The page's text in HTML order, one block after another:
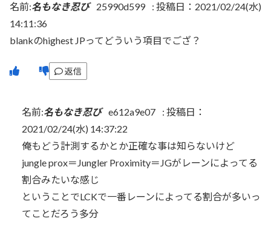
名前:名もなき忍び 25990d599 : 投稿日：2021/02/24(水)
14:11:36
blankのhighest JPってどういう項目でござ？
返信
名前:名もなき忍び e612a9e07 : 投稿日：
2021/02/24(水) 14:37:22
俺もどう計測するかとか正確な事は知らないけど
jungle prox＝Jungler Proximity＝JGがレーンによってる
割合みたいな感じ
ということでLCKで一番レーンによってる割合が多いっ
てことだろう多分